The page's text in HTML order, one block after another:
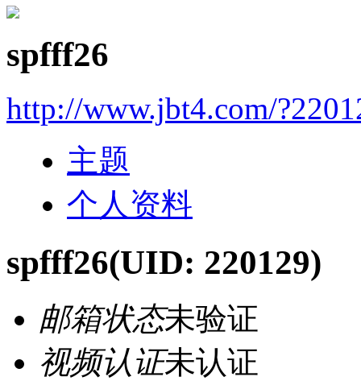
spfff26
http://www.jbt4.com/
主题
个人资料
spfff26(UID: 220129)
邮箱状态未验证
视频认证未认证